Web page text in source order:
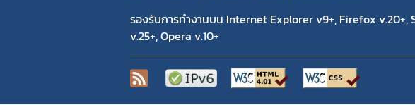
รองรับการทำงานบน Internet Explorer v9+, Firefox v.20+,
v.25+, Opera v.10+